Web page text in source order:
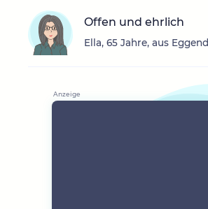
Offen und ehrlich
Ella, 65 Jahre, aus